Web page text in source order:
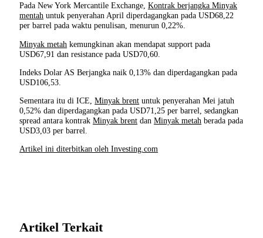
Pada New York Mercantile Exchange,Kontrak berjangka Minyak
mentah untuk penyerahan April diperdagangkan pada USD68,22
per barrel pada waktu penulisan, menurun 0,22%.
Minyak metah kemungkinan akan mendapat support pada
USD67,91 dan resistance pada USD70,60.
Indeks Dolar AS Berjangka naik 0,13% dan diperdagangkan pada
USD106,53.
Sementara itu di ICE,Minyak brent untuk penyerahan Mei jatuh
0,52% dan diperdagangkan pada USD71,25 per barrel, sedangkan
spread antara kontrakMinyak brent danMinyak metah berada pada
USD3,03 per barrel.
Artikel ini diterbitkan oleh Investing.com
Artikel Terkait